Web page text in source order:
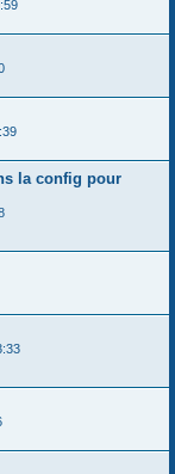
la config pour